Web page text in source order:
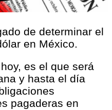
de determinar el
en México.
es el que será
y hasta el día
pagaderas en